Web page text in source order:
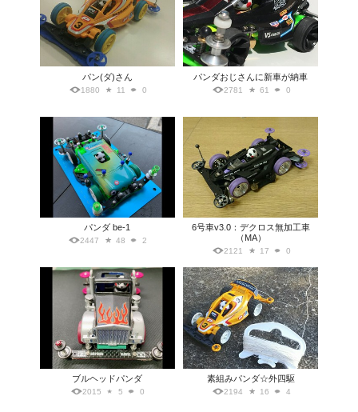
パン(ダ)さん
1880 11 0
パンダおじさんに新車が納車
2781 61 0
パンダ be-1
2447 48 2
6号車v3.0：デクロス無加工車
（MA）
2121 17 0
ブルヘッドパンダ
2015 5 0
素組みパンダ☆外四駆
2194 16 4